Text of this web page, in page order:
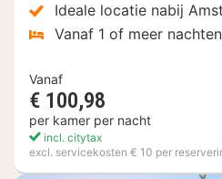
Ideale locatie nabij
Vanaf 1 of meer nachten
Vanaf
€ 100,98
per kamer per nacht
incl. citytax
excl. servicekosten € 10 per